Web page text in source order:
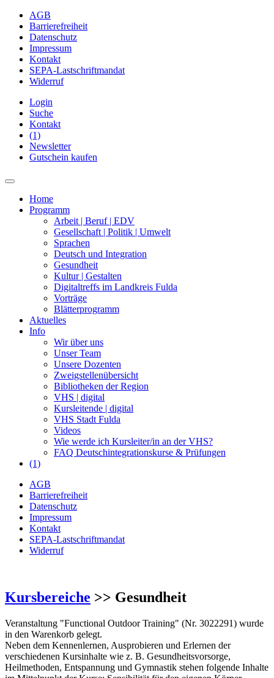
AGB
Barrierefreiheit
Datenschutz
Impressum
Kontakt
SEPA-Lastschriftmandat
Widerruf
Login
Suche
Kontakt
(1)
Newsletter
Gutschein kaufen
Home
Programm
Arbeit | Beruf | EDV
Gesellschaft | Politik | Umwelt
Sprachen
Deutsch und Integration
Gesundheit
Kultur | Gestalten
Digitaltreffs im Landkreis Fulda
Vorträge
Blätterprogramm
Aktuelles
Info
Wir über uns
Unser Team
Unsere Dozenten
Zweigstellenübersicht
Bibliotheken der Region
VHS | digital
Kursleitende | digital
VHS Stadt Fulda
Videos
Wie werde ich Kursleiter/in an der VHS?
FAQ Deutschintegrationskurse & Prüfungen
(1)
AGB
Barrierefreiheit
Datenschutz
Impressum
Kontakt
SEPA-Lastschriftmandat
Widerruf
Kursbereiche >> Gesundheit
Veranstaltung "Functional Outdoor Training" (Nr. 3022291) wurde
in den Warenkorb gelegt.
Neben dem Kennenlernen, Ausprobieren und Erlernen der
verschiedenen Kursinhalte wie z. B. Gesundheitsvorsorge,
Heilmethoden, Entspannung und Gymnastik stehen folgende Inhalte